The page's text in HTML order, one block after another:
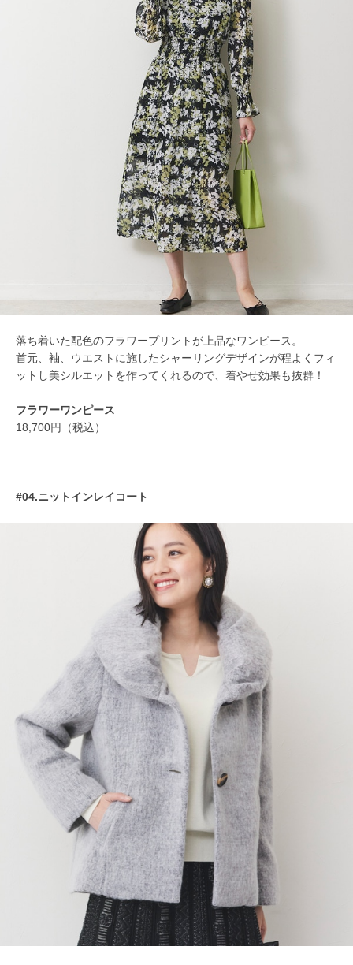
落ち着いた配色のフラワープリントが上品なワンピース。
首元、袖、ウエストに施したシャーリングデザインが程よくフィ
ットし美シルエットを作ってくれるので、着やせ効果も抜群！
フラワーワンピース
18,700円（税込）
#04.ニットインレイコート